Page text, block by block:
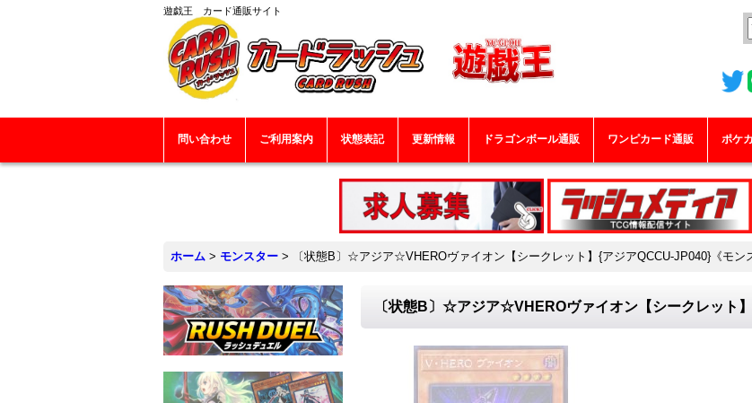
遊戯王 カード通販サイト
問い合わせ ご利用案内 状態表記 更新情報 ドラゴンボール通販 ワンピカード通販 ポケ
ホーム > モンスター > 〔状態B〕☆アジア☆VHEROヴァイオン【シークレット】{アジアQCCU-JP040}《モン
〔状態B〕☆アジア☆VHEROヴァイオン【シークレット